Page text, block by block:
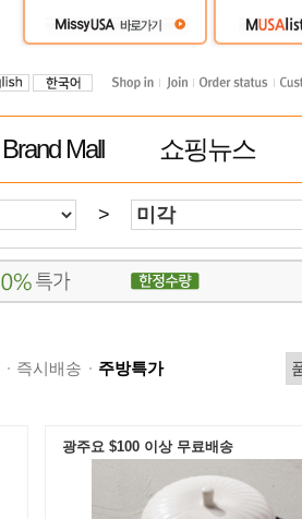
Brand Mall 쇼핑뉴스
>
즉시배송 주방특가
광주요 $100 이상 무료배송